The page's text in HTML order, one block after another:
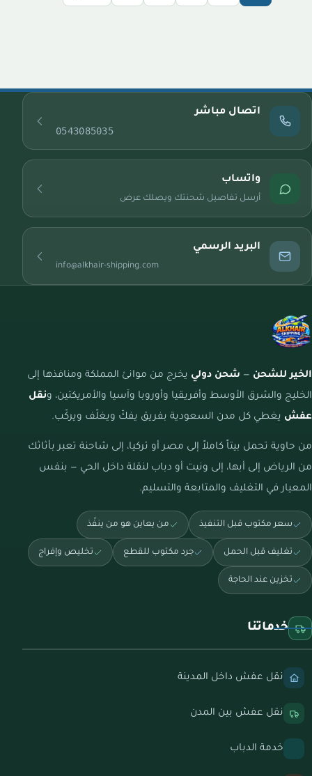
اتصال مباشر
0543085035
واتساب
أرسل تفاصيل شحنتك ويصلك عرض
البريد الرسمي
info@alkhair-shipping.com
الخير للشحن — شحن دولي يخرج من موانئ المملكة ومنافذها إلى
الخليج والشرق الأوسط وأفريقيا وأوروبا وآسيا والأمريكتين، ونقل
عفش يغطي كل مدن السعودية بفريق يفكّ ويغلّف ويركّب.
من حاوية تحمل بيتاً كاملاً إلى مصر أو تركيا، إلى شاحنة تعبر بأثاثك
من الرياض إلى أبها، إلى ونيت أو دباب لنقلة داخل الحي — بنفس
المعيار في التغليف والمتابعة والتسليم.
سعر مكتوب قبل التنفيذ من يعاين هو من ينفّذ
تغليف قبل الحمل جرد مكتوب للقطع تخليص وإفراج
تخزين عند الحاجة
خدماتنا
نقل عفش داخل المدينة
نقل عفش بين المدن
خدمة الدباب